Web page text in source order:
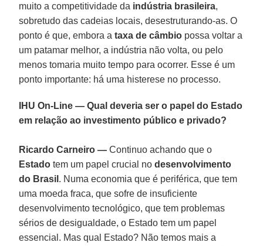
muito a competitividade da indústria brasileira,
sobretudo das cadeias locais, desestruturando-as. O
ponto é que, embora ataxa de câmbio possa voltar a
um patamar melhor, a indústria não volta, ou pelo
menos tomaria muito tempo para ocorrer. Esse é um
ponto importante: há uma histerese no processo.
IHU On-Line — Qual deveria ser o papel do Estado
em relação ao investimento público e privado?
Ricardo Carneiro — Continuo achando que o
Estado tem um papel crucial nodesenvolvimento
do Brasil . Numa economia que é periférica, que tem
uma moeda fraca, que sofre de insuficiente
desenvolvimento tecnológico, que tem problemas
sérios de desigualdade, o Estado tem um papel
essencial. Mas qual Estado? Não temos mais a